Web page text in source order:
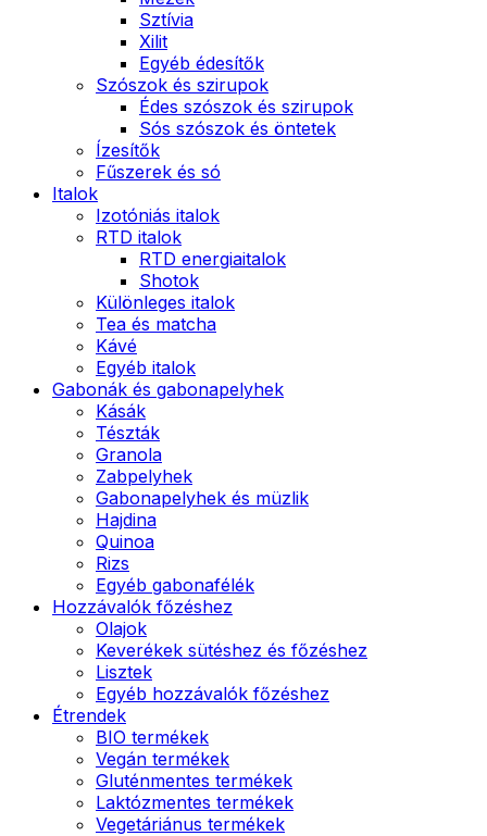
Sztívia
Xilit
Egyéb édesítők
Szószok és szirupok
Édes szószok és szirupok
Sós szószok és öntetek
Ízesítők
Fűszerek és só
Italok
Izotóniás italok
RTD italok
RTD energiaitalok
Shotok
Különleges italok
Tea és matcha
Kávé
Egyéb italok
Gabonák és gabonapelyhek
Kásák
Tészták
Granola
Zabpelyhek
Gabonapelyhek és müzlik
Hajdina
Quinoa
Rizs
Egyéb gabonafélék
Hozzávalók főzéshez
Olajok
Keverékek sütéshez és főzéshez
Lisztek
Egyéb hozzávalók főzéshez
Étrendek
BIO termékek
Vegán termékek
Gluténmentes termékek
Laktózmentes termékek
Vegetáriánus termékek